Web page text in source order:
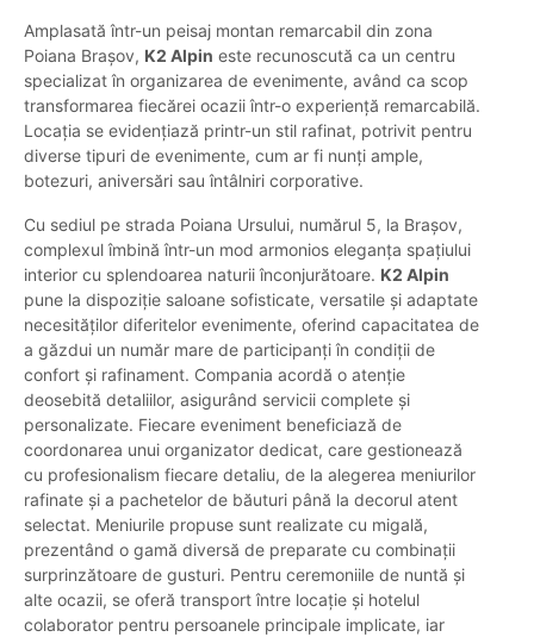
Amplasată într-un peisaj montan remarcabil din zona
Poiana Brașov, K2 Alpin este recunoscută ca un centru
specializat în organizarea de evenimente, având ca scop
transformarea fiecărei ocazii într-o experiență remarcabilă.
Locația se evidențiază printr-un stil rafinat, potrivit pentru
diverse tipuri de evenimente, cum ar fi nunți ample,
botezuri, aniversări sau întâlniri corporative.
Cu sediul pe strada Poiana Ursului, numărul 5, la Brașov,
complexul îmbină într-un mod armonios eleganța spațiului
interior cu splendoarea naturii înconjurătoare. K2 Alpin
pune la dispoziție saloane sofisticate, versatile și adaptate
necesităților diferitelor evenimente, oferind capacitatea de
a găzdui un număr mare de participanți în condiții de
confort și rafinament. Compania acordă o atenție
deosebită detaliilor, asigurând servicii complete și
personalizate. Fiecare eveniment beneficiază de
coordonarea unui organizator dedicat, care gestionează
cu profesionalism fiecare detaliu, de la alegerea meniurilor
rafinate și a pachetelor de băuturi până la decorul atent
selectat. Meniurile propuse sunt realizate cu migală,
prezentând o gamă diversă de preparate cu combinații
surprinzătoare de gusturi. Pentru ceremoniile de nuntă și
alte ocazii, se oferă transport între locație și hotelul
colaborator pentru persoanele principale implicate, iar